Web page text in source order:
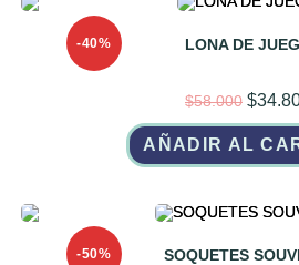
-40% LONA DE
$58.000 El
original
era:
$
AÑADIR AL
-50% SOQUETES